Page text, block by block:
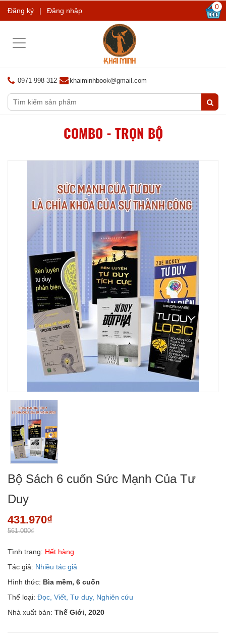
Đăng ký | Đăng nhập 0
Toggle
0971 998 312 khaiminhbook@gmail.com
COMBO - TRỌN BỘ
Bộ Sách 6 cuốn Sức Mạnh Của Tư
Duy
431.970₫
561.000₫
Tình trạng: Hết hàng
Tác giả: Nhiều tác giả
Hình thức: Bìa mềm, 6 cuốn
Thể loại: Đọc, Viết, Tư duy, Nghiên cứu
Nhà xuất bản: Thế Giới, 2020